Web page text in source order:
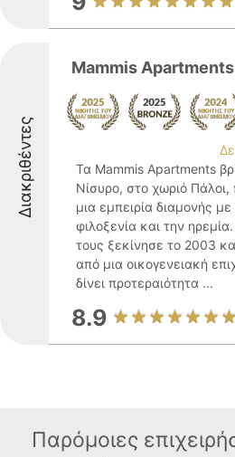
Διακριθέντες
Mammis Apartments
Τα Mammis Apartments
Νίσυρο, στο χωριό
μια εμπειρία διαμονής
φιλοξενία και την
τους ξεκίνησε το 2003
από μια οικογενειακή
δίνει προτεραιότητα ...
8.9
Παρόμοιες